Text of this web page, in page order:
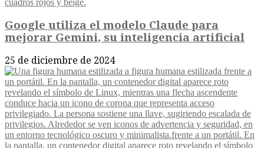
Google utiliza el modelo Claude para
mejorar Gemini, su inteligencia artificial
25 de diciembre de 2024